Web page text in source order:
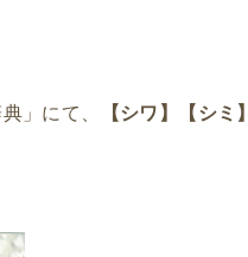
」にて、 【シワ】【シミ】